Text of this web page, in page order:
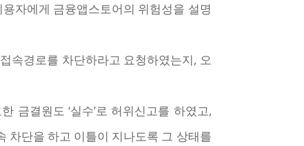
자에게 금융앱스토어의 위험성을 설명
속경로를 차단하라고 요청하였는지, 오
금결원도 ‘실수’로 허위신고를 하였고,
차단을 하고 이틀이 지나도록 그 상태를